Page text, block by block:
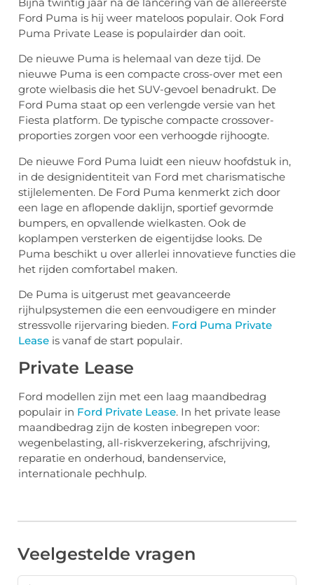
Ford Puma is hij weer mateloos populair. Ook Ford
Puma Private Lease is populairder dan ooit.
De nieuwe Puma is helemaal van deze tijd. De
nieuwe Puma is een compacte cross-over met een
grote wielbasis die het SUV-gevoel benadrukt. De
Ford Puma staat op een verlengde versie van het
Fiesta platform. De typische compacte crossover-
proporties zorgen voor een verhoogde rijhoogte.
De nieuwe Ford Puma luidt een nieuw hoofdstuk in,
in de designidentiteit van Ford met charismatische
stijlelementen. De Ford Puma kenmerkt zich door
een lage en aflopende daklijn, sportief gevormde
bumpers, en opvallende wielkasten. Ook de
koplampen versterken de eigentijdse looks. De
Puma beschikt u over allerlei innovatieve functies die
het rijden comfortabel maken.
De Puma is uitgerust met geavanceerde
rijhulpsystemen die een eenvoudigere en minder
stressvolle rijervaring bieden. Ford Puma Private
Lease is vanaf de start populair.
Private Lease
Ford modellen zijn met een laag maandbedrag
populair in Ford Private Lease. In het private lease
maandbedrag zijn de kosten inbegrepen voor:
wegenbelasting, all-riskverzekering, afschrijving,
reparatie en onderhoud, bandenservice,
internationale pechhulp.
Veelgestelde vragen